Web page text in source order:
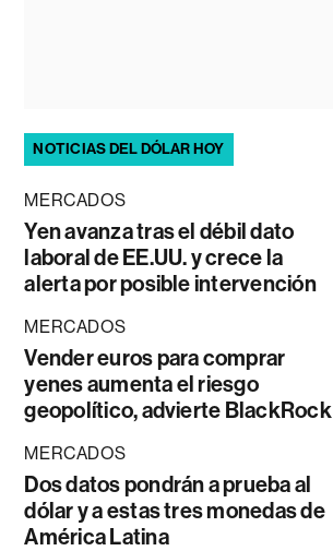
NOTICIAS DEL DÓLAR HOY
MERCADOS
Yen avanza tras el débil dato
laboral de EE.UU. y crece la
alerta por posible intervención
MERCADOS
Vender euros para comprar
yenes aumenta el riesgo
geopolítico, advierte BlackRock
MERCADOS
Dos datos pondrán a prueba al
dólar y a estas tres monedas de
América Latina